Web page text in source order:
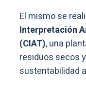
El mismo se
Interpretación
(CIAT), una
residuos secos
sustentabilidad